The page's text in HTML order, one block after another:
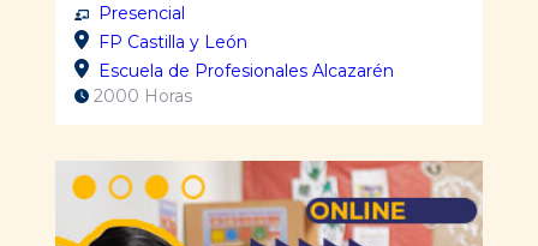
Presencial
FP Castilla y León
Escuela de Profesionales Alcazarén
2000 Horas